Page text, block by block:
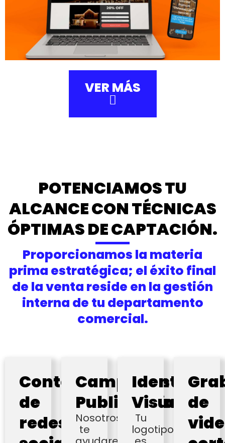
VER MÁS
POTENCIAMOS TU
ALCANCE CON TÉCNICAS
ÓPTIMAS DE CAPTACIÓN.
Proporcionamos la materia
prima estratégica; el éxito final
de la venta reside en la gestión
interna de tu departamento
comercial.
Contenido
de
redes
Campañas
Publicitarias
Nosotros
te
Identidad
Visual
Tu
logotipo
de